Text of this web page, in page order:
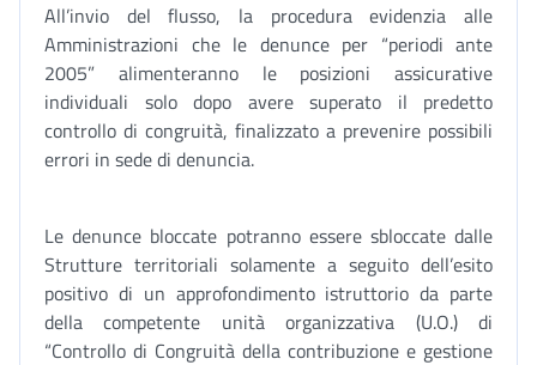
All’invio del flusso, la procedura evidenzia alle
Amministrazioni che le denunce per “periodi ante
2005” alimenteranno le posizioni assicurative
individuali solo dopo avere superato il predetto
controllo di congruità, finalizzato a prevenire possibili
errori in sede di denuncia.
Le denunce bloccate potranno essere sbloccate dalle
Strutture territoriali solamente a seguito dell’esito
positivo di un approfondimento istruttorio da parte
della competente unità organizzativa (U.O.) di
“Controllo di Congruità della contribuzione e gestione